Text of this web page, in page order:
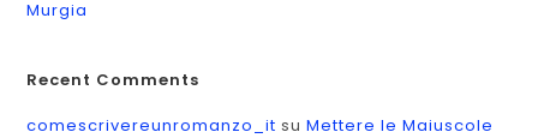
Murgia
Recent Comments
comescrivereunromanzo_it suMettere le Maiuscole